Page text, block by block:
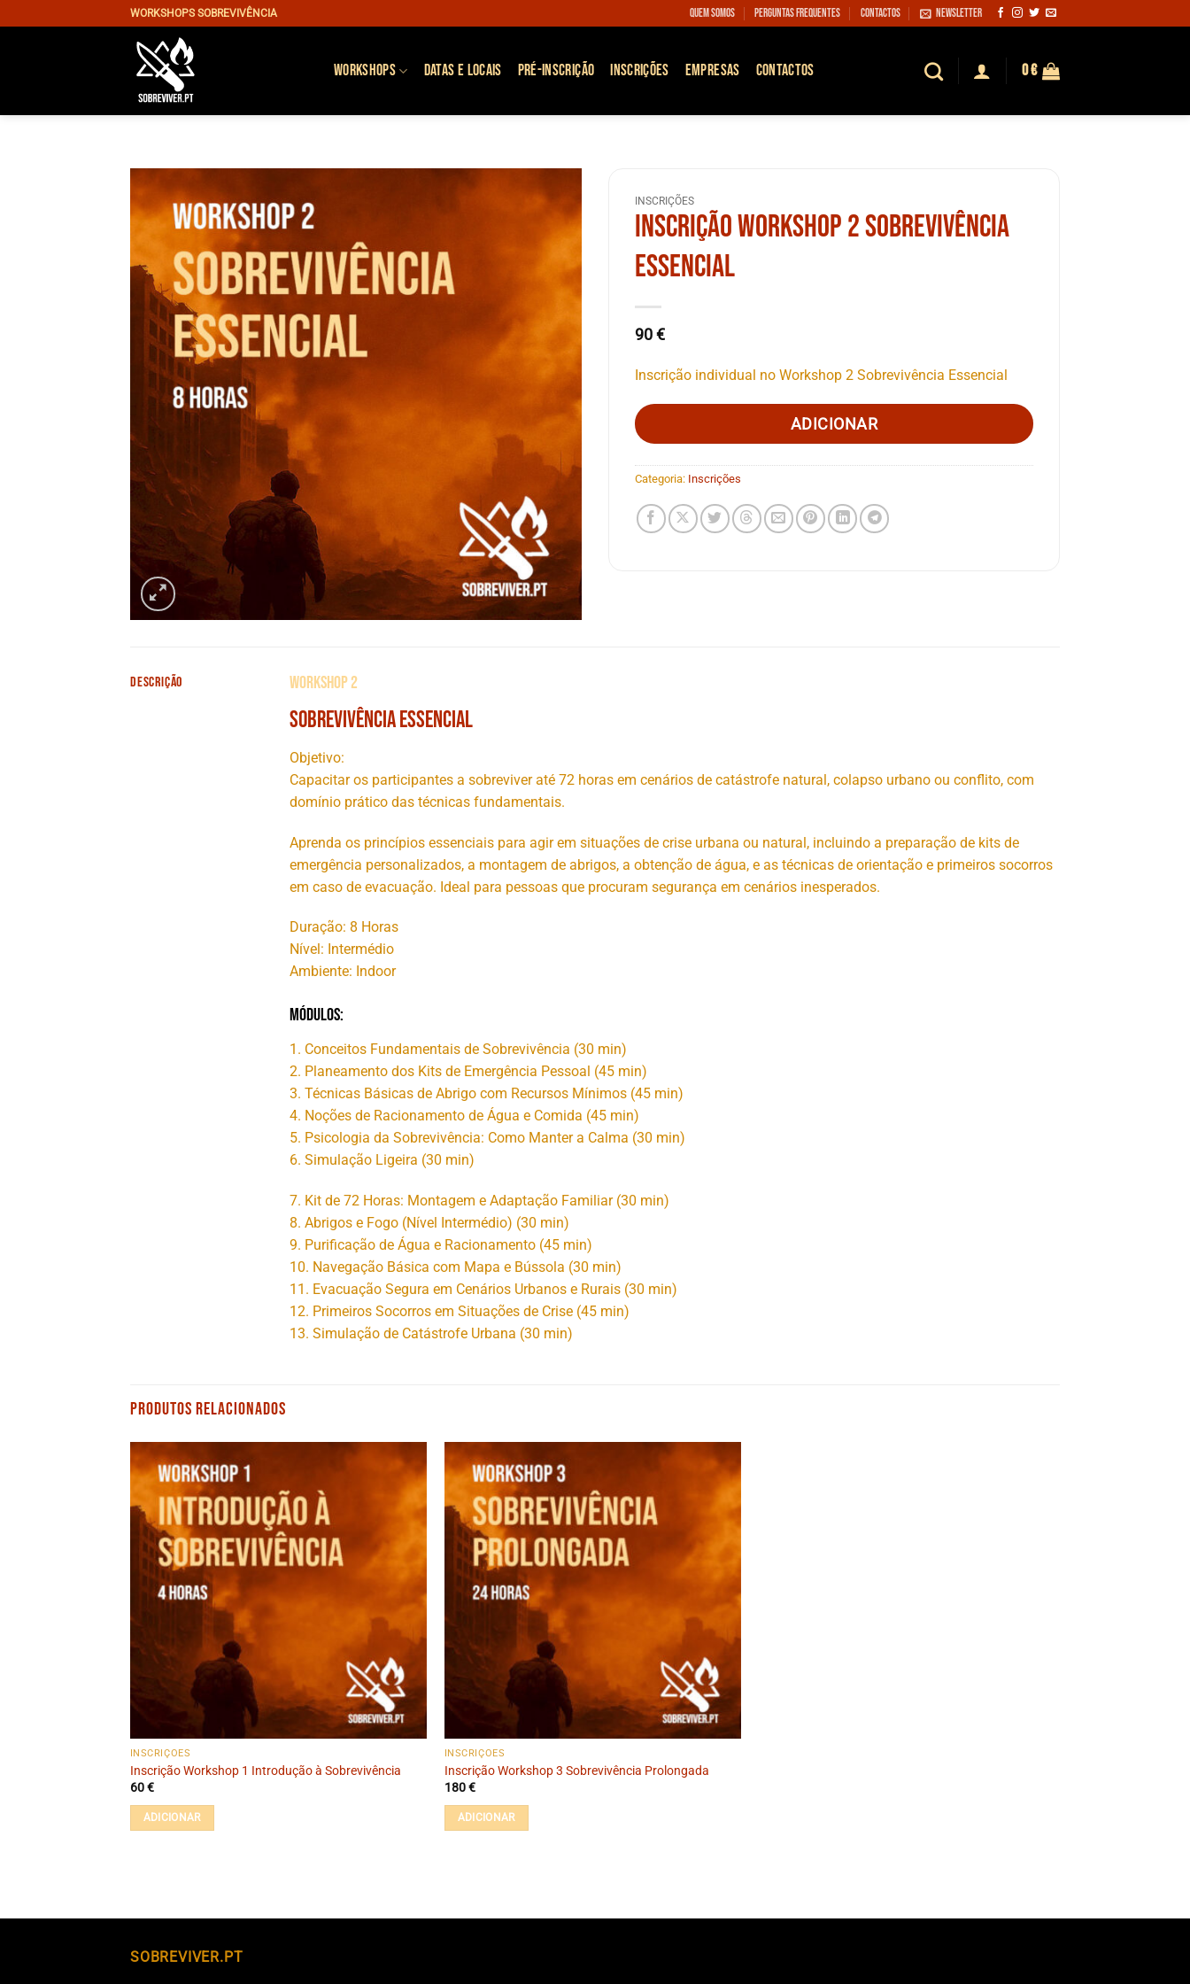
to
WORKSHOPS SOBREVIVÊNCIA Quem somos Perguntas Frequentes Contactos Newsletter
WORKSHOPS DATAS E LOCAIS PRÉ-INSCRIÇÃO INSCRIÇÕES EMPRESAS CONTACTOS 0€
INSCRIÇÕES
Inscrição Workshop 2 Sobrevivência
Essencial
90€
Inscrição individual no Workshop 2 Sobrevivência Essencial
ADICIONAR
Categoria: Inscrições
DESCRIÇÃO WORKSHOP 2
Sobrevivência Essencial
Objetivo:
Capacitar os participantes a sobreviver até 72 horas em cenários de catástrofe natural, colapso urbano ou conflito, com
domínio prático das técnicas fundamentais.
Aprenda os princípios essenciais para agir em situações de crise urbana ou natural, incluindo a preparação de kits de
emergência personalizados, a montagem de abrigos, a obtenção de água, e as técnicas de orientação e primeiros socorros
em caso de evacuação. Ideal para pessoas que procuram segurança em cenários inesperados.
Duração: 8 Horas
Nível: Intermédio
Ambiente: Indoor
Módulos:
1. Conceitos Fundamentais de Sobrevivência (30 min)
2. Planeamento dos Kits de Emergência Pessoal (45 min)
3. Técnicas Básicas de Abrigo com Recursos Mínimos (45 min)
4. Noções de Racionamento de Água e Comida (45 min)
5. Psicologia da Sobrevivência: Como Manter a Calma (30 min)
6. Simulação Ligeira (30 min)
7. Kit de 72 Horas: Montagem e Adaptação Familiar (30 min)
8. Abrigos e Fogo (Nível Intermédio) (30 min)
9. Purificação de Água e Racionamento (45 min)
10. Navegação Básica com Mapa e Bússola (30 min)
11. Evacuação Segura em Cenários Urbanos e Rurais (30 min)
12. Primeiros Socorros em Situações de Crise (45 min)
13. Simulação de Catástrofe Urbana (30 min)
PRODUTOS RELACIONADOS
INSCRIÇÕES
Inscrição Workshop 1 Introdução à Sobrevivência
60€
ADICIONAR
INSCRIÇÕES
Inscrição Workshop 3 Sobrevivência Prolongada
180€
ADICIONAR
SOBREVIVER.PT